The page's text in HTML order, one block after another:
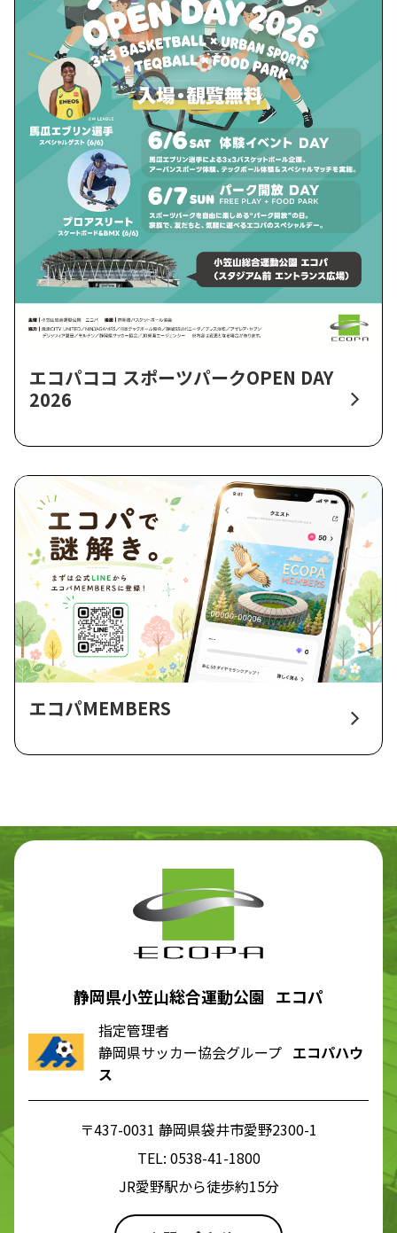
エコパココ スポーツパークOPEN DAY
2026
エコパMEMBERS
静岡県小笠山総合運動公園 エコパ
指定管理者
静岡県サッカー協会グループ エコパハウ
ス
〒437-0031 静岡県袋井市愛野2300-1
TEL: 0538-41-1800
JR愛野駅から徒歩約15分